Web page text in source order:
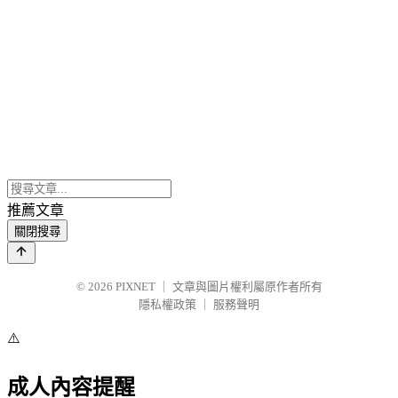
推薦文章
關閉搜尋
© 2026 PIXNET
文章與圖片權利屬原作者所有
隱私權政策
服務聲明
⚠️
成人內容提醒